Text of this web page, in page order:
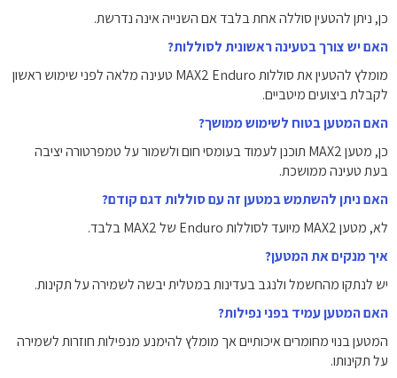
כן, ניתן להטעין סוללה אחת בלבד אם השנייה אינה נדרשת.
האם יש צורך בטעינה ראשונית לסוללות?
מומלץ להטעין את סוללות MAX2 Enduro טעינה מלאה לפני שימוש ראשון
לקבלת ביצועים מיטביים.
האם המטען בטוח לשימוש ממושך?
כן, מטען MAX2 תוכנן לעמוד בעומסי חום ולשמור על טמפרטורה יציבה
בעת טעינה ממושכת.
האם ניתן להשתמש במטען זה עם סוללות דגם קודם?
לא, מטען MAX2 מיועד לסוללות Enduro של MAX2 בלבד.
איך מנקים את המטען?
יש לנתקו מהחשמל ולנגב בעדינות במטלית יבשה לשמירה על תקינות.
האם המטען עמיד בפני נפילות?
המטען בנוי מחומרים איכותיים אך מומלץ להימנע מנפילות חוזרות לשמירה
על תקינותו.